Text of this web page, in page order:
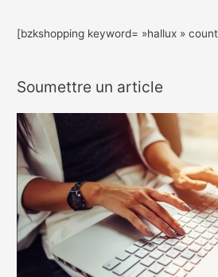
[bzkshopping keyword= »hallux »
Soumettre un article